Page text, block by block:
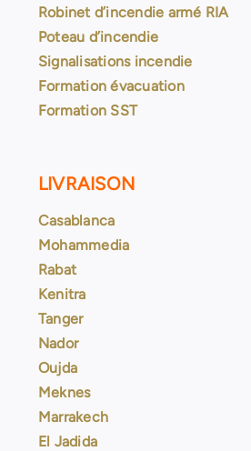
Robinet d’incendie armé RIA
Poteau d’incendie
Signalisations incendie
Formation évacuation
Formation SST
LIVRAISON
Casablanca
Mohammedia
Rabat
Kenitra
Tanger
Nador
Oujda
Meknes
Marrakech
El Jadida